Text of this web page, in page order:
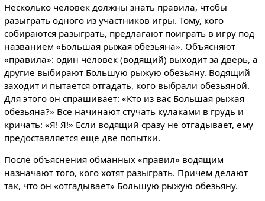
Несколько человек должны знать правила, чтобы
разыграть одного из участников игры. Тому, кого
собираются разыграть, предлагают поиграть в игру под
названием «Большая рыжая обезьяна». Объясняют
«правила»: один человек (водящий) выходит за дверь, а
другие выбирают Большую рыжую обезьяну. Водящий
заходит и пытается отгадать, кого выбрали обезьяной.
Для этого он спрашивает: «Кто из вас Большая рыжая
обезьяна?» Все начинают стучать кулаками в грудь и
кричать: «Я! Я!» Если водящий сразу не отгадывает, ему
предоставляется еще две попытки.
После объяснения обманных «правил» водящим
назначают того, кого хотят разыграть. Причем делают
так, что он «отгадывает» Большую рыжую обезьяну.